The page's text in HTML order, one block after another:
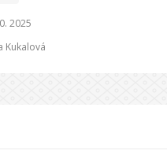
2025
Kukalová